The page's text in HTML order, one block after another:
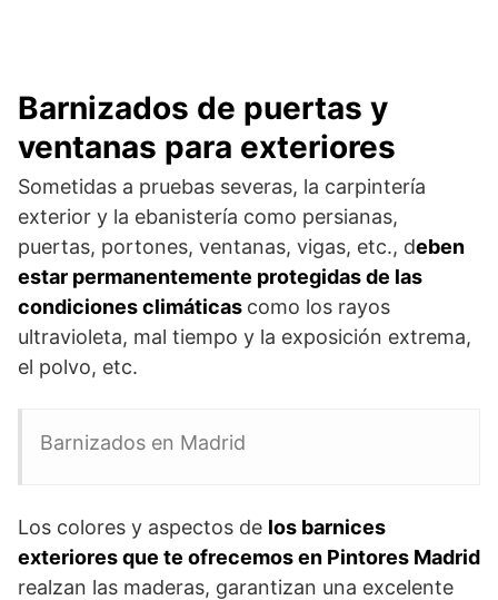
Barnizados de puertas y
ventanas para exteriores
Sometidas a pruebas severas, la carpintería
exterior y la ebanistería como persianas,
puertas, portones, ventanas, vigas, etc., deben
estar permanentemente protegidas de las
condiciones climáticas como los rayos
ultravioleta, mal tiempo y la exposición extrema,
el polvo, etc.
Barnizados en Madrid
Los colores y aspectos de los barnices
exteriores que te ofrecemos en Pintores Madrid
realzan las maderas, garantizan una excelente